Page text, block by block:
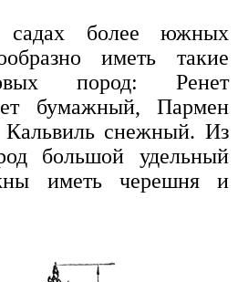
садах более южных
иметь такие
пород: Ренет
бумажный, Пармен
Кальвиль снежный. Из
большой удельный
иметь черешня и